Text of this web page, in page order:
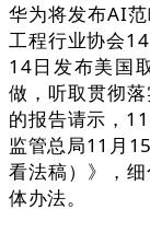
华为将发布AI
工程行业协会
14日发布美国
做，听取贯彻
的报告请示，
监管总局11月
看法稿）》，
体办法。